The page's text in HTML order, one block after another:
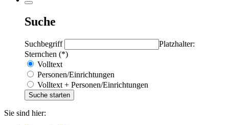
Suche
Suchbegriff
Platzhalter:
Sternchen (*)
Volltext
Personen/Einrichtungen
Volltext + Personen/Einrichtungen
Sie sind hier: